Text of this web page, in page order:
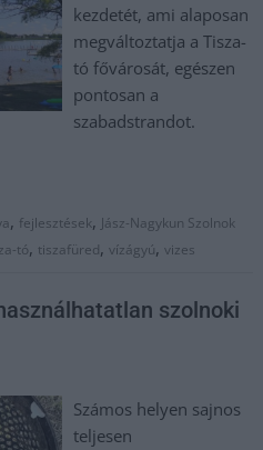
kezdetét, ami alaposan
megváltoztatja a Tisza-
tó fővárosát, egészen
pontosan a
szabadstrandot.
, fejlesztések, Jász-Nagykun Szolnok
tó, tiszafüred,vízágyú,vizes
szolnoki
Számos helyen sajnos
teljesen